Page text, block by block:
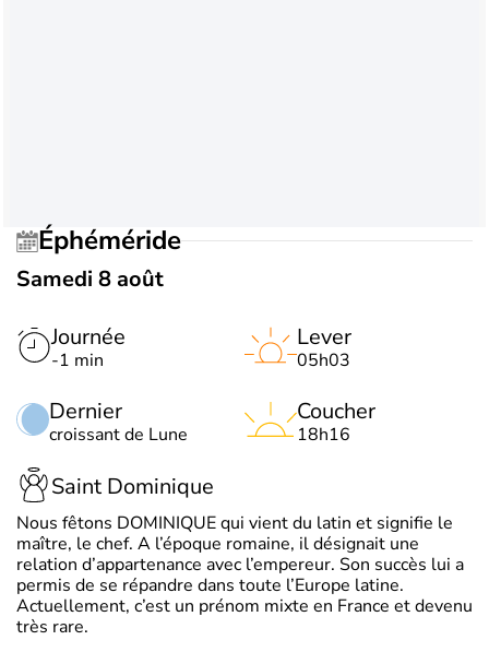
Éphéméride
Samedi 8 août
Journée
-1 min
Dernier
croissant de Lune
Lever
05h03
Coucher
18h16
Saint Dominique
Nous fêtons DOMINIQUE qui vient du latin et signifie le
maître, le chef. A l’époque romaine, il désignait une
relation d’appartenance avec l’empereur. Son succès lui a
permis de se répandre dans toute l’Europe latine.
Actuellement, c’est un prénom mixte en France et devenu
très rare.